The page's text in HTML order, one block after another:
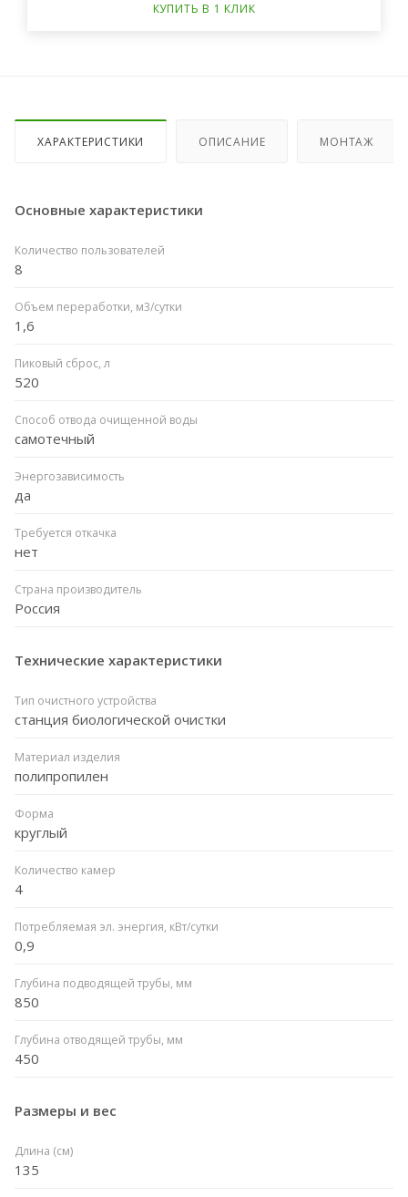
КУПИТЬ В 1 КЛИК
ХАРАКТЕРИСТИКИ ОПИСАНИЕ МОНТАЖ
Основные характеристики
Количество пользователей
8
Объем переработки, м3/сутки
1,6
Пиковый сброс, л
520
Способ отвода очищенной воды
самотечный
Энергозависимость
да
Требуется откачка
нет
Страна производитель
Россия
Технические характеристики
Тип очистного устройства
станция биологической очистки
Материал изделия
полипропилен
Форма
круглый
Количество камер
4
Потребляемая эл. энергия, кВт/сутки
0,9
Глубина подводящей трубы, мм
850
Глубина отводящей трубы, мм
450
Размеры и вес
Длина (см)
135